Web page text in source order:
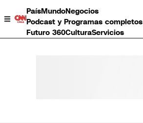
PaísMundoNegocios
Podcast y Programas completos
Futuro 360CulturaServicios